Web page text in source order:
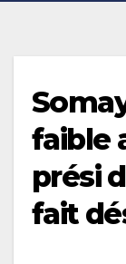
faible
prési
fait